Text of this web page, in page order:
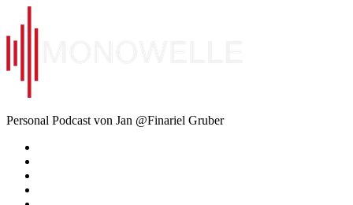
Inhalt
springen
Monowelle
Personal Podcast von Jan @Finariel Gruber